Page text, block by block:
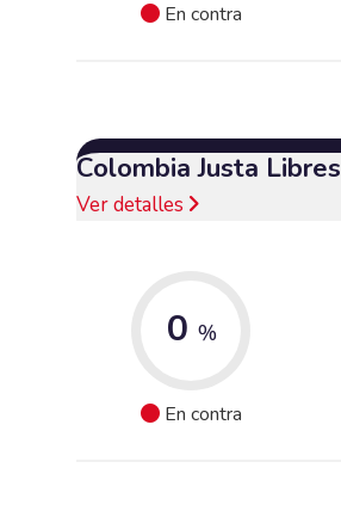
En contra
Colombia Justa Libres
Ver detalles
0 %
En contra